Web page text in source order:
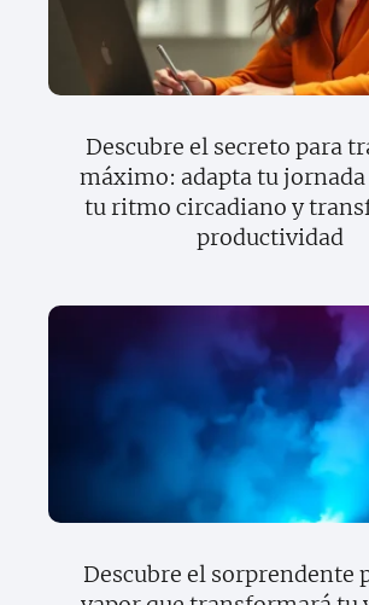
Descubre el secreto para
máximo: adapta tu
tu ritmo circadiano y
productividad
Descubre el sorprendente